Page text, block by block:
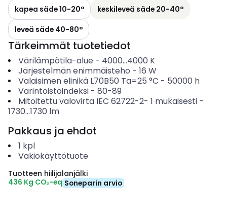
kapea säde 10-20°
keskileveä säde 20-40°
leveä säde 40-80°
Tärkeimmät tuotetiedot
Värilämpötila-alue - 4000...4000 K
Järjestelmän enimmäisteho - 16 W
Valaisimen elinikä L70B50 Ta=25 °C - 50000 h
Värintoistoindeksi- 80-89
Mitoitettu valovirta IEC 62722-2- 1 mukaisesti-
1730...1730 lm
Pakkaus ja ehdot
1 kpl
Vakiokäyttötuote
Tuotteen hiilijalanjälki
436 Kg CO₂-eq Soneparin arvio